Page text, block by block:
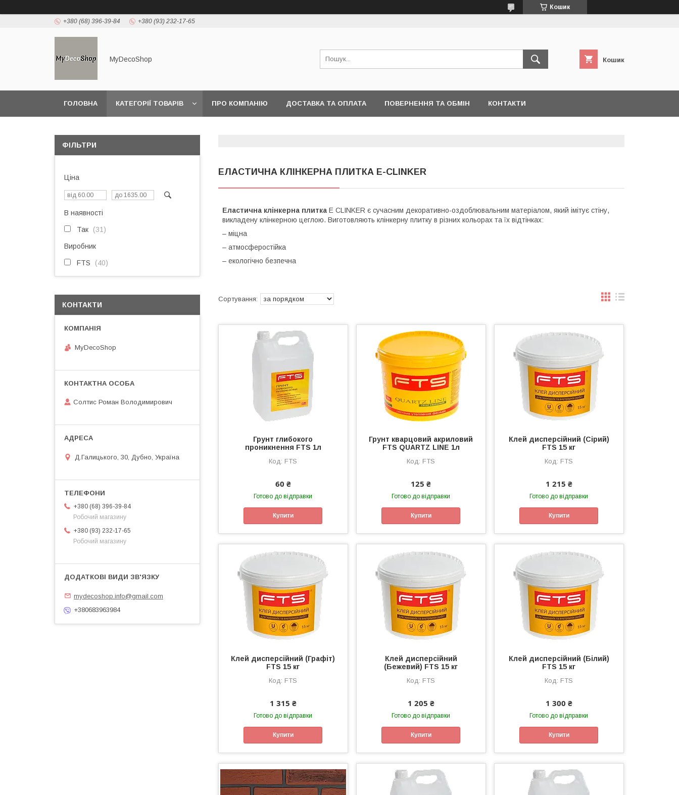
Кошик
+380 (68) 396-39-84 +380 (93) 232-17-65
MyDecoShop Кошик
ГОЛОВНА КАТЕГОРІЇ ТОВАРІВ ПРО КОМПАНІЮ ДОСТАВКА ТА ОПЛАТА ПОВЕРНЕННЯ ТА ОБМІН КОНТАКТИ
ЕЛАСТИЧНА КЛІНКЕРНА ПЛИТКА E-CLINKER
Еластична клінкерна плитка E СLINKER є сучасним декоративно-оздоблювальним матеріалом, який імітує стіну,
викладену клінкерною цеглою. Виготовляють клінкерну плитку в різних кольорах та їх відтінках:
– міцна
– атмосферостійка
– екологічно безпечна
Грунт глибокого
проникнення FTS 1л
FTS
60 ₴
Готово до відправки
Купити
Грунт кварцовий акриловий
FTS QUARTZ LINE 1л
FTS
125 ₴
Готово до відправки
Купити
Клей дисперсійний (Сірий)
FTS 15 кг
FTS
1 215 ₴
Готово до відправки
Купити
Клей дисперсійний (Графіт)
FTS 15 кг
FTS
1 315 ₴
Готово до відправки
Купити
Клей дисперсійний
(Бежевий) FTS 15 кг
FTS
1 205 ₴
Готово до відправки
Купити
Клей дисперсійний (Білий)
FTS 15 кг
FTS
1 300 ₴
Готово до відправки
Купити
ФІЛЬТРИ
Ціна
В наявності
Так 31
Виробник
FTS 40
КОНТАКТИ
MyDecoShop
Солтис Роман Володимирович
Д.Галицького, 30, Дубно, Україна
+380 (68) 396-39-84
Робочий магазину
+380 (93) 232-17-65
Робочий магазину
mydecoshop.info@gmail.com
+380683963984